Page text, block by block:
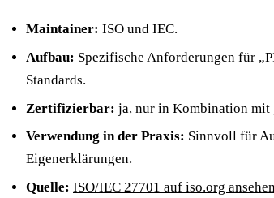
Maintainer: ISO und IEC.
Aufbau: Spezifische Anforderungen für
Standards.
Zertifizierbar: ja, nur in Kombination
Verwendung in der Praxis: Sinnvoll für
Eigenerklärungen.
Quelle: ISO/IEC 27701 auf iso.org